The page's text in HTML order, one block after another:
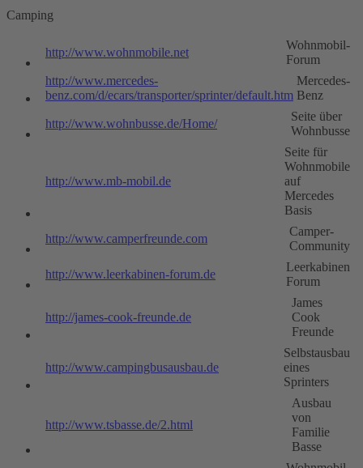
Camping
http://www.wohnmobile.net
Wohnmobil-
Forum
http://www.mercedes-
benz.com/d/ecars/transporter/sprinter/default.htm
Mercedes-
Benz
http://www.wohnbusse.de/Home/
Seite über
Wohnbusse
http://www.mb-mobil.de
Seite für
Wohnmobile
auf
Mercedes
Basis
http://www.camperfreunde.com
Camper-
Community
http://www.leerkabinen-forum.de
Leerkabinen
Forum
http://james-cook-freunde.de
James
Cook
Freunde
http://www.campingbusausbau.de
Selbstausbau
eines
Sprinters
http://www.tsbasse.de/2.html
Ausbau
von
Familie
Basse